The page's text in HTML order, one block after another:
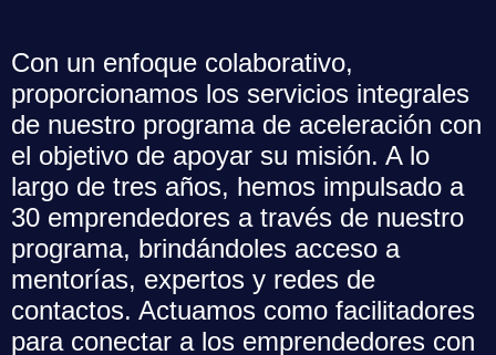
Con un enfoque colaborativo,
proporcionamos los servicios integrales
de nuestro programa de aceleración con
el objetivo de apoyar su misión. A lo
largo de tres años, hemos impulsado a
30 emprendedores a través de nuestro
programa, brindándoles acceso a
mentorías, expertos y redes de
contactos. Actuamos como facilitadores
para conectar a los emprendedores con